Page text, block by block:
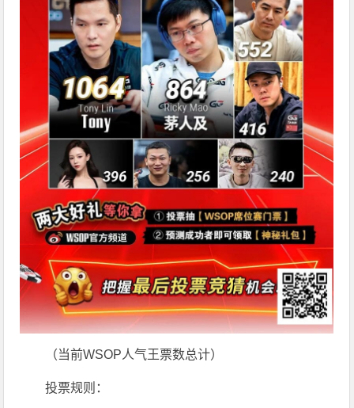
（当前WSOP人气王票数总计）
投票规则：